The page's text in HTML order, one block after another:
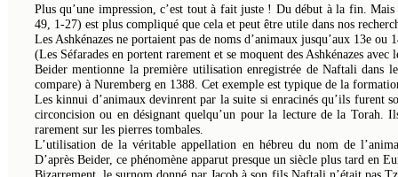
Plus qu’une impression, c’est tout à fait juste ! Du début à la fin.
49, 1-27) est plus compliqué que cela et peut être utile dans nos
Les Ashkénazes ne portaient pas de noms d’animaux jusqu’aux 13e ou
(Les Séfarades en portent rarement et se moquent des Ashkénazes avec
Beider mentionne la première utilisation enregistrée de Naftali
compare) à Nuremberg en 1388. Cet exemple est typique de la
Les kinnui d’animaux devinrent par la suite si enracinés qu’ils furent
circoncision ou en désignant quelqu’un pour la lecture de la Torah.
rarement sur les pierres tombales.
L’utilisation de la véritable appellation en hébreu du nom de
D’après Beider, ce phénomène apparut presque un siècle plus tard en
Bizarrement, le surnom donné par Jacob à son fils Naftali n’était pas